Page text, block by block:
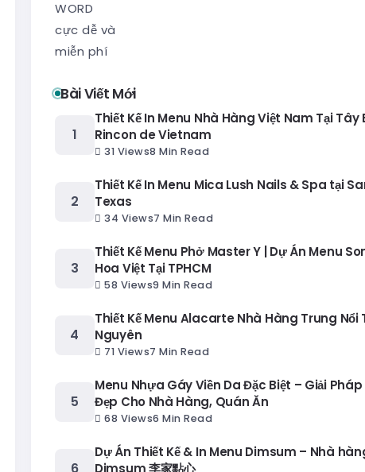
Bài Viết Mới
Thiết Kế In Menu Nhà Hàng Việt Nam Tại Tây
Rincon de Vietnam
31 Views8 Min Read
Thiết Kế In Menu Mica Lush Nails & Spa tại
Texas
34 Views7 Min Read
Thiết Kế Menu Phở Master Y | Dự Án Menu
Hoa Việt Tại TPHCM
58 Views9 Min Read
Thiết Kế Menu Alacarte Nhà Hàng Trung Nổi
Nguyên
71 Views7 Min Read
Menu Nhựa Gáy Viền Da Đặc Biệt – Giải Pháp
Đẹp Cho Nhà Hàng, Quán Ăn
68 Views6 Min Read
Dự Án Thiết Kế & In Menu Dimsum – Nhà
Dimsum 李家點心